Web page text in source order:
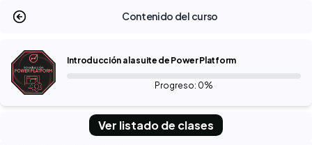
Contenido del curso
Introducción a la suite de Power Platform
Progreso: 0%
Ver listado de clases